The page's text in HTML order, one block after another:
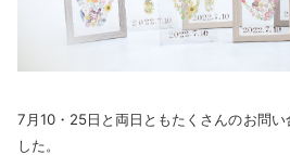
7月10・25日と両日ともたくさんのお問
した。